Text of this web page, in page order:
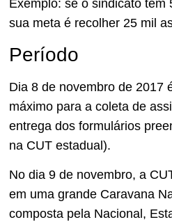
Exemplo: se o sindicato têm
sua meta é recolher 25 mil
Período
Dia 8 de novembro de 2017
máximo para a coleta de
entrega dos formulários
na CUT estadual).
No dia 9 de novembro, a
em uma grande Caravana
composta pela Nacional,